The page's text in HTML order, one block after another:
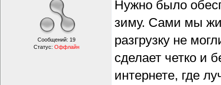
Сообщений: 19
Статус: Оффлайн
Нужно было
зиму. Сами мы
разгрузку не
сделает четко и
интернете, где